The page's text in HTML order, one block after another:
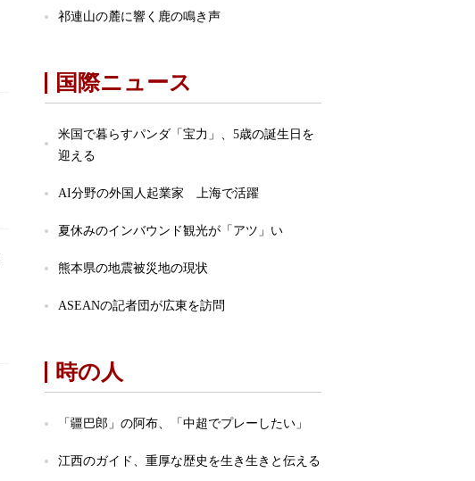
祁連山の麓に響く鹿の鳴き声
国際ニュース
米国で暮らすパンダ「宝力」、5歳の誕生日を
迎える
AI分野の外国人起業家 上海で活躍
夏休みのインバウンド観光が「アツ」い
熊本県の地震被災地の現状
ASEANの記者団が広東を訪問
時の人
「疆巴郎」の阿布、「中超でプレーしたい」
江西のガイド、重厚な歴史を生き生きと伝える